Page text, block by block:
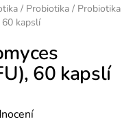
/ Probiotika / Probiotika
60 kapslí
60 kapslí